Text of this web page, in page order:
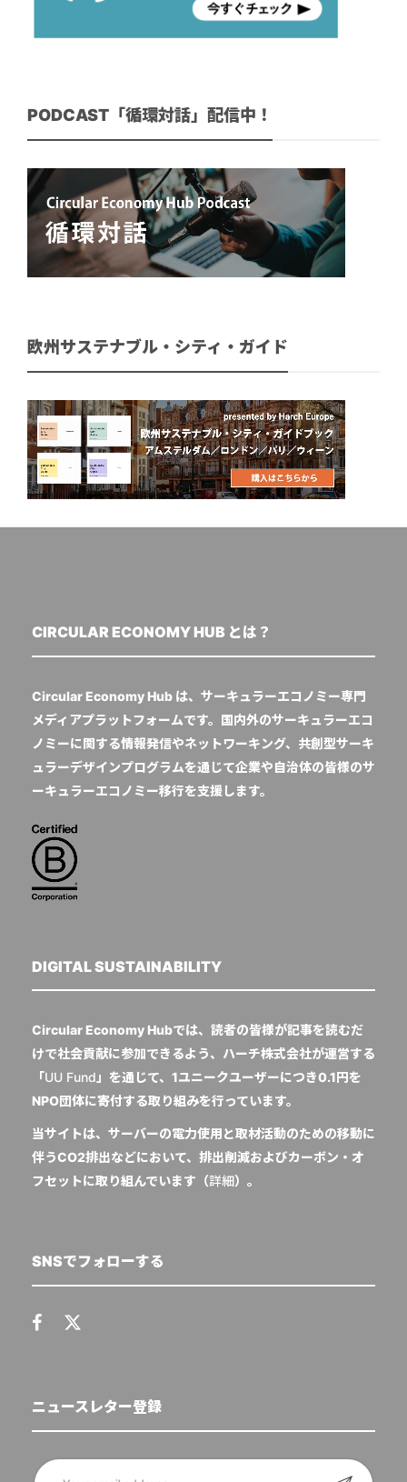
PODCAST「循環対話」配信中！
欧州サステナブル・シティ・ガイド
CIRCULAR ECONOMY HUB とは？
Circular Economy Hub は、サーキュラーエコノミー専門
メディアプラットフォームです。国内外のサーキュラーエコ
ノミーに関する情報発信やネットワーキング、共創型サーキ
ュラーデザインプログラムを通じて企業や自治体の皆様のサ
ーキュラーエコノミー移行を支援します。
DIGITAL SUSTAINABILITY
Circular Economy Hubでは、読者の皆様が記事を読むだ
けで社会貢献に参加できるよう、ハーチ株式会社が運営する
「UU Fund」を通じて、1ユニークユーザーにつき0.1円を
NPO団体に寄付する取り組みを行っています。
当サイトは、サーバーの電力使用と取材活動のための移動に
伴うCO2排出などにおいて、排出削減およびカーボン・オ
フセットに取り組んでいます（詳細）。
SNSでフォローする
ニュースレター登録